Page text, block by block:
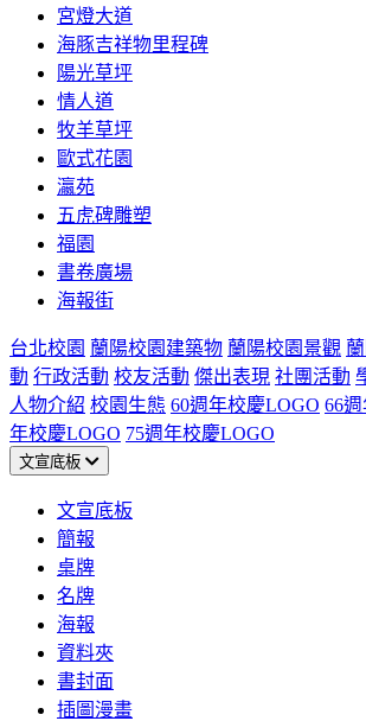
宮燈大道
海豚吉祥物里程碑
陽光草坪
情人道
牧羊草坪
歐式花園
瀛苑
五虎碑雕塑
福園
書卷廣場
海報街
台北校園 蘭陽校園建築物 蘭陽校園景觀
動 行政活動 校友活動 傑出表現 社團活動
人物介紹 校園生態 60週年校慶LOGO 66
年校慶LOGO 75週年校慶LOGO
文宣底板
文宣底板
簡報
桌牌
名牌
海報
資料夾
書封面
插圖漫畫